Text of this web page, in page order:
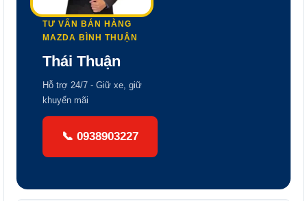
TƯ VẤN BÁN HÀNG
MAZDA BÌNH THUẬN
Thái Thuận
Hỗ trợ 24/7 - Giữ xe, giữ
khuyến mãi
📞 0938903227